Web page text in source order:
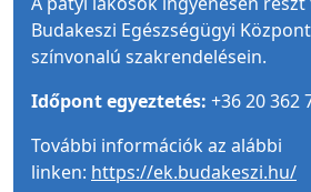
Budakeszi Egészségügyi
színvonalú szakrendelésein.
Időpont egyeztetés: +36 20 362
További információk az alábbi
linken: https://ek.budakeszi.hu/